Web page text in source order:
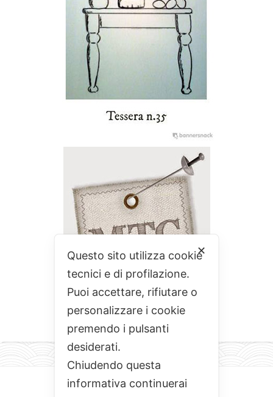
✕
Questo sito utilizza cookie
tecnici e di profilazione.
Puoi accettare, rifiutare o
personalizzare i cookie
premendo i pulsanti
desiderati.
Chiudendo questa
informativa continuerai